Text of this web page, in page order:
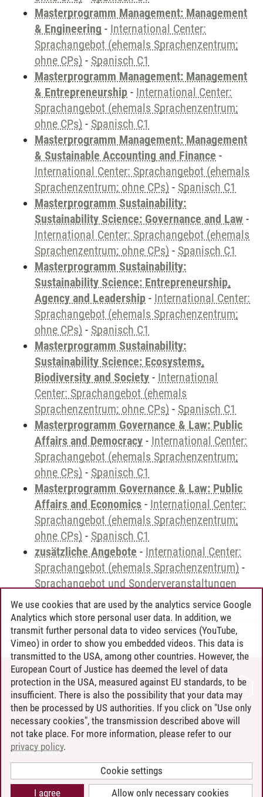
Masterprogramm Management: Management
& Engineering - International Center:
Sprachangebot (ehemals Sprachenzentrum;
ohne CPs) - Spanisch C1
Masterprogramm Management: Management
& Entrepreneurship - International Center:
Sprachangebot (ehemals Sprachenzentrum;
ohne CPs) - Spanisch C1
Masterprogramm Management: Management
& Sustainable Accounting and Finance -
International Center: Sprachangebot (ehemals
Sprachenzentrum; ohne CPs) - Spanisch C1
Masterprogramm Sustainability:
Sustainability Science: Governance and Law -
International Center: Sprachangebot (ehemals
Sprachenzentrum; ohne CPs) - Spanisch C1
Masterprogramm Sustainability:
Sustainability Science: Entrepreneurship,
Agency and Leadership - International Center:
Sprachangebot (ehemals Sprachenzentrum;
ohne CPs) - Spanisch C1
Masterprogramm Sustainability:
Sustainability Science: Ecosystems,
Biodiversity and Society - International
Center: Sprachangebot (ehemals
Sprachenzentrum; ohne CPs) - Spanisch C1
Masterprogramm Governance & Law: Public
Affairs and Democracy - International Center:
Sprachangebot (ehemals Sprachenzentrum;
ohne CPs) - Spanisch C1
Masterprogramm Governance & Law: Public
Affairs and Economics - International Center:
Sprachangebot (ehemals Sprachenzentrum;
ohne CPs) - Spanisch C1
zusätzliche Angebote - International Center:
Sprachangebot (ehemals Sprachenzentrum) -
Sprachangebot und Sonderveranstaltungen
Andreea Tribel 30.06.2024
CONTACT
LEUPHANA AS EMPLOYER
INTRANET
SITE NOTICE
PRIVACY POLICY
COOKIE SETTINGS
We use cookies that are used by the analytics service Google
Analytics which store personal user data. In addition, we
transmit further personal data to video services (YouTube,
Vimeo) in order to show you embedded videos. This data is
transmitted to the USA, among other countries. However, the
European Court of Justice has deemed the level of data
protection in the USA, measured against EU standards, to be
insufficient. There is also the possibility that your data may
then be processed by US authorities. If you click on "Use only
necessary cookies", the transmission described above will
not take place. For more information, please refer to our
privacy policy.
Cookie settings
Allow only necessary cookies
I agree